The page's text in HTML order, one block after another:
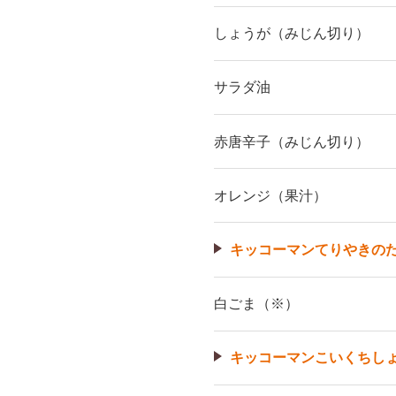
しょうが（みじん切り）
サラダ油
赤唐辛子（みじん切り）
オレンジ（果汁）
キッコーマンてりやきの
白ごま（※）
キッコーマンこいくちし